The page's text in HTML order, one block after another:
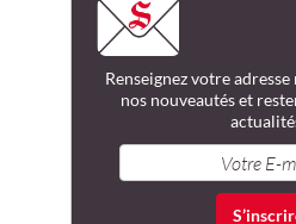
Renseignez votre adresse
nos nouveautéset